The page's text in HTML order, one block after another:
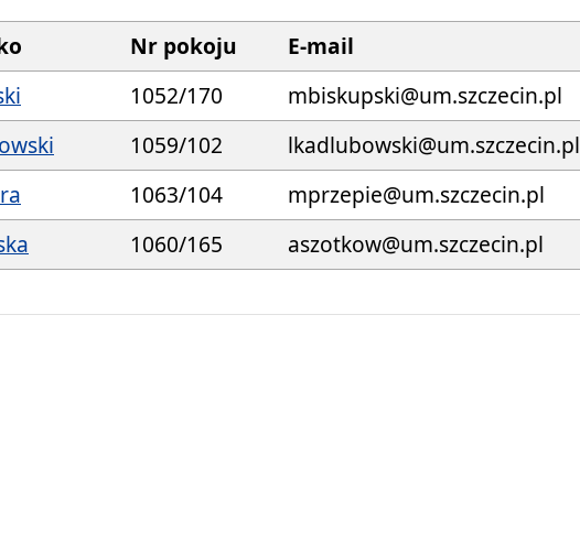
Nr pokoju
E-mail
1052/170
mbiskupski@um.szczecin.pl
1059/102
lkadlubowski@um.szczecin.pl
1063/104
mprzepie@um.szczecin.pl
1060/165 aszotkow@um.szczecin.pl